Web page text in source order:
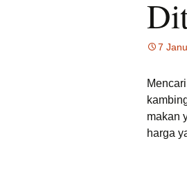
Tempat Makan
Dekat Masjid
Kuliner Malam
7
Mencari
makan
harga